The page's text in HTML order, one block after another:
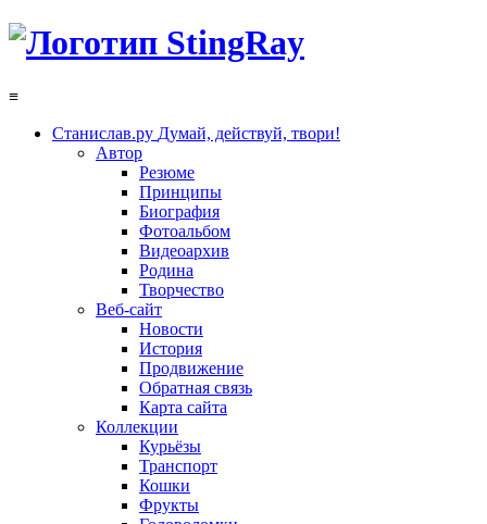
≡
Станислав.ру Думай, действуй, твори!
Автор
Резюме
Принципы
Биография
Фотоальбом
Видеоархив
Родина
Творчество
Веб-сайт
Новости
История
Продвижение
Обратная связь
Карта сайта
Коллекции
Курьёзы
Транспорт
Кошки
Фрукты